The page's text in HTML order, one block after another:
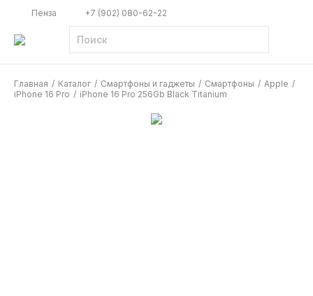
Пенза +7 (902) 080-62-22
Главная / Каталог / Смартфоны и гаджеты / Смартфоны / Apple /
iPhone 16 Pro / iPhone 16 Pro 256Gb Black Titanium